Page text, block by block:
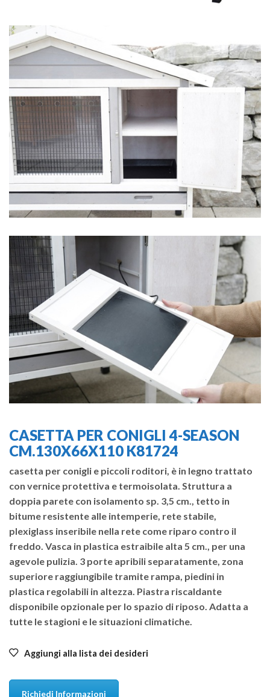
CASETTA PER CONIGLI 4-SEASON
CM.130X66X110 K81724
casetta per conigli e piccoli roditori, è in legno trattato
con vernice protettiva e termoisolata. Struttura a
doppia parete con isolamento sp. 3,5 cm., tetto in
bitume resistente alle intemperie, rete stabile,
plexiglass inseribile nella rete come riparo contro il
freddo. Vasca in plastica estraibile alta 5 cm., per una
agevole pulizia. 3 porte apribili separatamente, zona
superiore raggiungibile tramite rampa, piedini in
plastica regolabili in altezza. Piastra riscaldante
disponibile opzionale per lo spazio di riposo. Adatta a
tutte le stagioni e le situazioni climatiche.
Aggiungi alla lista dei desideri
Richiedi Informazioni